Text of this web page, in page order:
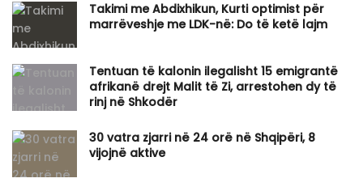
​Takimi me Abdixhikun, Kurti optimist për
marrëveshje me LDK-në: Do të ketë lajm
Tentuan të kalonin ilegalisht 15 emigrantë
afrikanë drejt Malit të Zi, arrestohen dy të
rinj në Shkodër
30 vatra zjarri në 24 orë në Shqipëri, 8
vijojnë aktive